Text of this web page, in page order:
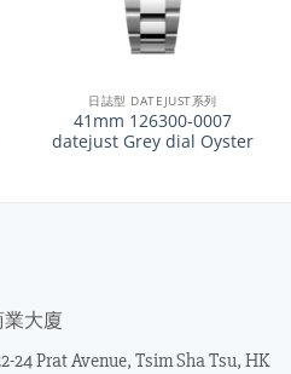
日誌型 DATEJUST系列
41mm 126300-0007
datejust Grey dial Oyster
業大廈
24 Prat Avenue, Tsim Sha Tsu, HK